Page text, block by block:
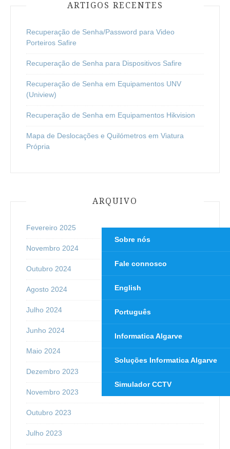
ARTIGOS RECENTES
Recuperação de Senha/Password para Video
Porteiros Safire
Recuperação de Senha para Dispositivos Safire
Recuperação de Senha em Equipamentos UNV
(Uniview)
Recuperação de Senha em Equipamentos Hikvision
Mapa de Deslocações e Quilómetros em Viatura
Própria
ARQUIVO
Fevereiro 2025
Novembro 2024
Outubro 2024
Agosto 2024
Julho 2024
Junho 2024
Maio 2024
Dezembro 2023
Novembro 2023
Outubro 2023
Julho 2023
Sobre nós
Fale connosco
English
Português
Informatica Algarve
Soluções Informatica Algarve
Simulador CCTV